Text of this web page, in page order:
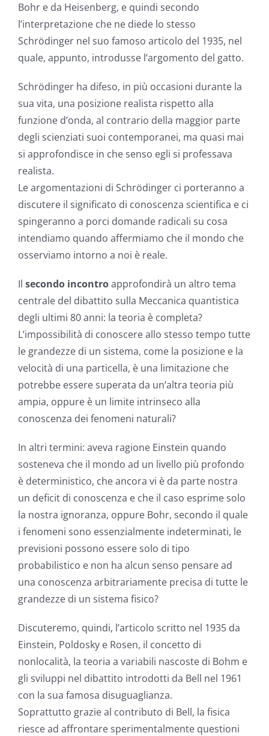
Bohr e da Heisenberg, e quindi secondo
l’interpretazione che ne diede lo stesso
Schrödinger nel suo famoso articolo del 1935, nel
quale, appunto, introdusse l’argomento del gatto.
Schrödinger ha difeso, in più occasioni durante la
sua vita, una posizione realista rispetto alla
funzione d’onda, al contrario della maggior parte
degli scienziati suoi contemporanei, ma quasi mai
si approfondisce in che senso egli si professava
realista.
Le argomentazioni di Schrödinger ci porteranno a
discutere il significato di conoscenza scientifica e ci
spingeranno a porci domande radicali su cosa
intendiamo quando affermiamo che il mondo che
osserviamo intorno a noi è reale.
Il secondo incontroapprofondirà un altro tema
centrale del dibattito sulla Meccanica quantistica
degli ultimi 80 anni: la teoria è completa?
L’impossibilità di conoscere allo stesso tempo tutte
le grandezze di un sistema, come la posizione e la
velocità di una particella, è una limitazione che
potrebbe essere superata da un’altra teoria più
ampia, oppure è un limite intrinseco alla
conoscenza dei fenomeni naturali?
In altri termini: aveva ragione Einstein quando
sosteneva che il mondo ad un livello più profondo
è deterministico, che ancora vi è da parte nostra
un deficit di conoscenza e che il caso esprime solo
la nostra ignoranza, oppure Bohr, secondo il quale
i fenomeni sono essenzialmente indeterminati, le
previsioni possono essere solo di tipo
probabilistico e non ha alcun senso pensare ad
una conoscenza arbitrariamente precisa di tutte le
grandezze di un sistema fisico?
Discuteremo, quindi, l’articolo scritto nel 1935 da
Einstein, Poldosky e Rosen, il concetto di
nonlocalità, la teoria a variabili nascoste di Bohm e
gli sviluppi nel dibattito introdotti da Bell nel 1961
con la sua famosa disuguaglianza.
Soprattutto grazie al contributo di Bell, la fisica
riesce ad affrontare sperimentalmente questioni